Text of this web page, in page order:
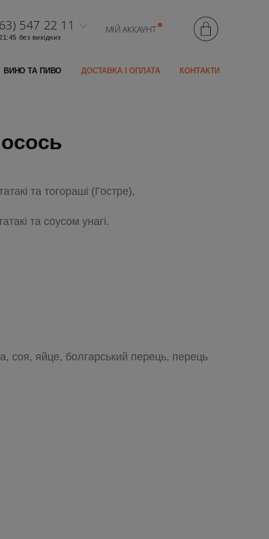
547 22 11
без вихідних
МІЙ АККАУНТ
ВИНО ТА ПИВО ДОСТАВКА І ОПЛАТА КОНТАКТИ
та тогораші (Гостре),
та соусом унагі.
соя, яйце, болгарський перець, перець